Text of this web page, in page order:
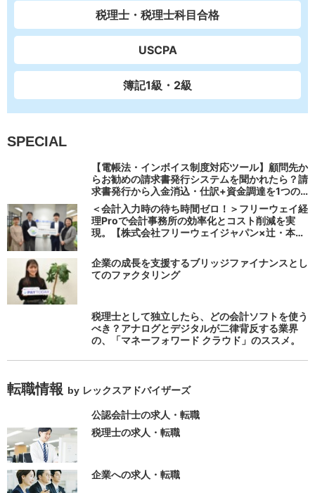
税理士・税理士科目合格
USCPA
簿記1級・2級
SPECIAL
【電帳法・インボイス制度対応ツール】顧問先か
らお勧めの請求書発行システムを聞かれたら？請
求書発行から入金消込・仕訳+資金調達を1つの
システムで完結する 「請求QUICK」の魅力に迫
る
＜会計入力時の待ち時間ゼロ！＞フリーウェイ経
理Proで会計事務所の効率化とコスト削減を実
現。【株式会社フリーウェイジャパン×辻・本郷
企業の成長を支援するブリッジファイナンスとし
てのファクタリング
税理士として独立したら、どの会計ソフトを使う
べき？アナログとデジタルが二律背反する業界
の、「マネーフォワード クラウド」のススメ。
転職情報 by レックスアドバイザーズ
公認会計士の求人・転職
税理士の求人・転職
企業への求人・転職